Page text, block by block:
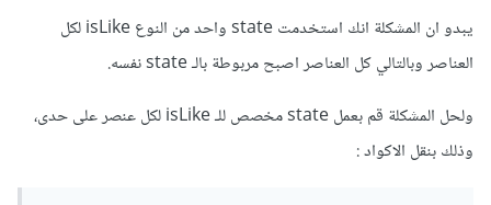
يبدو ان المشكلة انك استخدمت state واحد من النوع isLike لكل
العناصر وبالتالي كل العناصر اصبح مربوطة بالـ state نفسه.
ولحل المشكلة قم بعمل state مخصص للـ isLike لكل عنصر على حدى،
وذلك بنقل الاكواد :